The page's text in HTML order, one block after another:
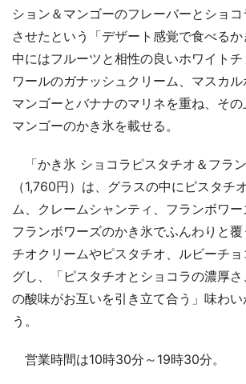
ション＆マンゴーのフレーバーとショ
させたという「デザート感覚で食べる
中にはフルーツと相性の良いホワイト
ワールのガナッシュクリーム、マスカル
マンゴーとバナナのマリネを重ね、そ
マンゴーのかき氷を載せる。
「かき氷 ショコラピスタチオ＆フラン
（1,760円）は、グラスの中にピスタチ
ム、クレームシャンティ、フランボワー
フランボワーズのかき氷でふんわりと
チオクリームやピスタチオ、ルビーチ
グし、「ピスタチオとショコラの濃厚
の酸味がお互いを引き立て合う」味わ
う。
営業時間は10時30分～19時30分。